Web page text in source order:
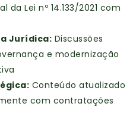
Lei nº 14.133/2021 com
Jurídica: Discussões
e modernização
Conteúdo atualizado
com contratações